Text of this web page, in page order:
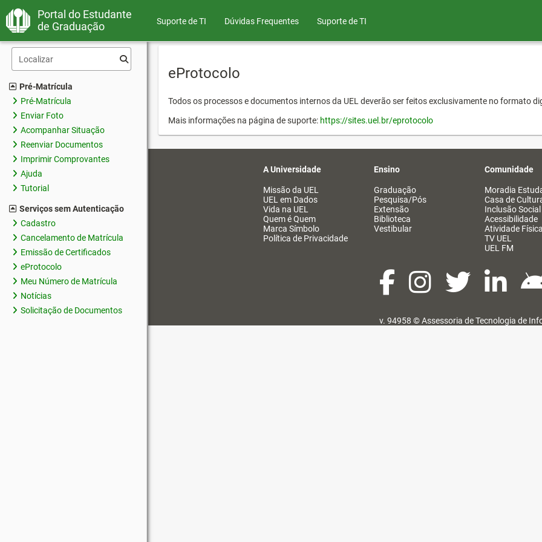
Portal do Estudante
de Graduação
Suporte de TI Dúvidas Frequentes Suporte de TI
Pré-Matrícula
Pré-Matrícula
Enviar Foto
Acompanhar Situação
Reenviar Documentos
Imprimir Comprovantes
Ajuda
Tutorial
Serviços sem Autenticação
Cadastro
Cancelamento de Matrícula
Emissão de Certificados
eProtocolo
Meu Número de Matrícula
Notícias
Solicitação de Documentos
eProtocolo
Todos os processos e documentos internos da UEL deverão ser feitos exclusivamente no formato
Mais informações na página de suporte: https://sites.uel.br/eprotocolo
A Universidade
Missão da UEL
UEL em Dados
Vida na UEL
Quem é Quem
Marca Símbolo
Política de Privacidade
Ensino
Graduação
Pesquisa/Pós
Extensão
Biblioteca
Vestibular
Comunidade
Moradia
Casa de
Inclusão Social
Acessibilidade
Atividade Física
TV UEL
UEL FM
v. 94958 ©Assessoria de Tecnologia de